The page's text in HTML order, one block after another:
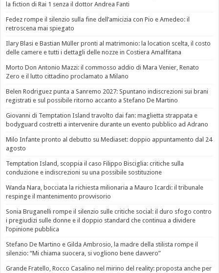
la fiction di Rai 1 senza il dottor Andrea Fanti
Fedez rompe il silenzio sulla fine dell’amicizia con Pio e Amedeo: il
retroscena mai spiegato
Ilary Blasi e Bastian Müller pronti al matrimonio: la location scelta, il costo
delle camere e tutti i dettagli delle nozze in Costiera Amalfitana
Morto Don Antonio Mazzi: il commosso addio di Mara Venier, Renato
Zero e il lutto cittadino proclamato a Milano
Belen Rodriguez punta a Sanremo 2027: Spuntano indiscrezioni sui brani
registrati e sul possibile ritorno accanto a Stefano De Martino
Giovanni di Temptation Island travolto dai fan: maglietta strappata e
bodyguard costretti a intervenire durante un evento pubblico ad Adrano
Milo Infante pronto al debutto su Mediaset: doppio appuntamento dal 24
agosto
Temptation Island, scoppia il caso Filippo Bisciglia: critiche sulla
conduzione e indiscrezioni su una possibile sostituzione
Wanda Nara, bocciata la richiesta milionaria a Mauro Icardi: il tribunale
respinge il mantenimento provvisorio
Sonia Bruganelli rompe il silenzio sulle critiche social: il duro sfogo contro
i pregiudizi sulle donne e il doppio standard che continua a dividere
l’opinione pubblica
Stefano De Martino e Gilda Ambrosio, la madre della stilista rompe il
silenzio: “Mi chiama suocera, si vogliono bene davvero”
Grande Fratello, Rocco Casalino nel mirino del reality: proposta anche per